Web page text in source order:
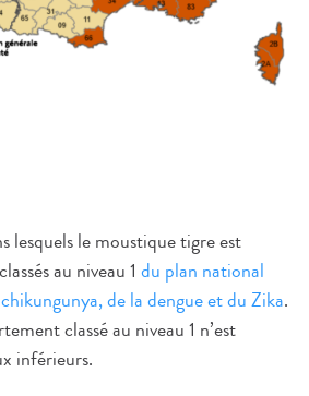
lesquels le moustique tigre est
au niveau 1 du plan national
de la dengue et du Zika.
classé au niveau 1 n’est
inférieurs.